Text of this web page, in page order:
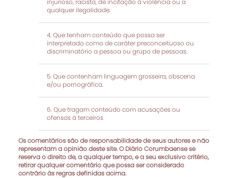
qualquer ilegalidade.
Que tenham conteúdo que possa ser
interpretado como de caráter preconceituoso ou
discriminatório a pessoa ou grupo de pessoas.
Que contenham linguagem grosseira, obscena
e/ou pornográfica.
Que tragam conteúdo com acusações ou
ofensas à terceiros
Os comentários são de responsabilidade de seus autores e não
representam a opinião deste site. O Diário Corumbaense se
reserva o direito de, a qualquer tempo, e a seu exclusivo critério,
retirar qualquer comentário que possa ser considerado
contrário às regras definidas acima.